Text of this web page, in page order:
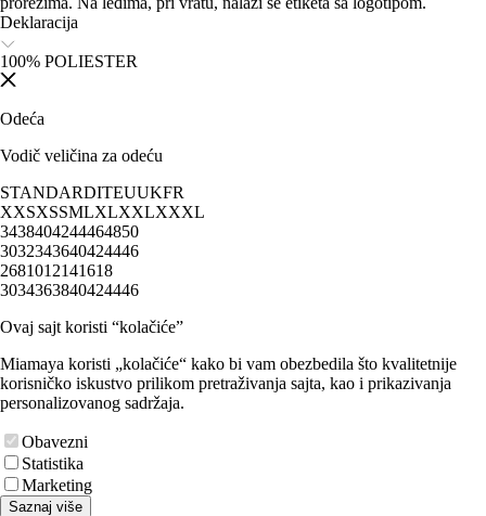
Deklaracija
100% POLIESTER
Odeća
Vodič veličina za odeću
STANDARDITEUUKFR
XXSXSSMLXLXXLXXXL
3438404244464850
3032343640424446
2681012141618
3034363840424446
Ovaj sajt koristi “kolačiće”
Miamaya koristi „kolačiće“ kako bi vam obezbedila što kvalitetnije
korisničko iskustvo prilikom pretraživanja sajta, kao i prikazivanja
personalizovanog sadržaja.
Obavezni
Statistika
Marketing
Saznaj više